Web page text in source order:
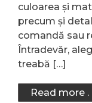
culoarea și
precum și
comandă sau
Întradevăr,
treabă […]
Read more .